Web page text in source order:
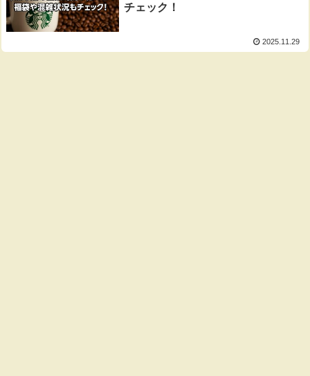
チェック！
2025.11.29